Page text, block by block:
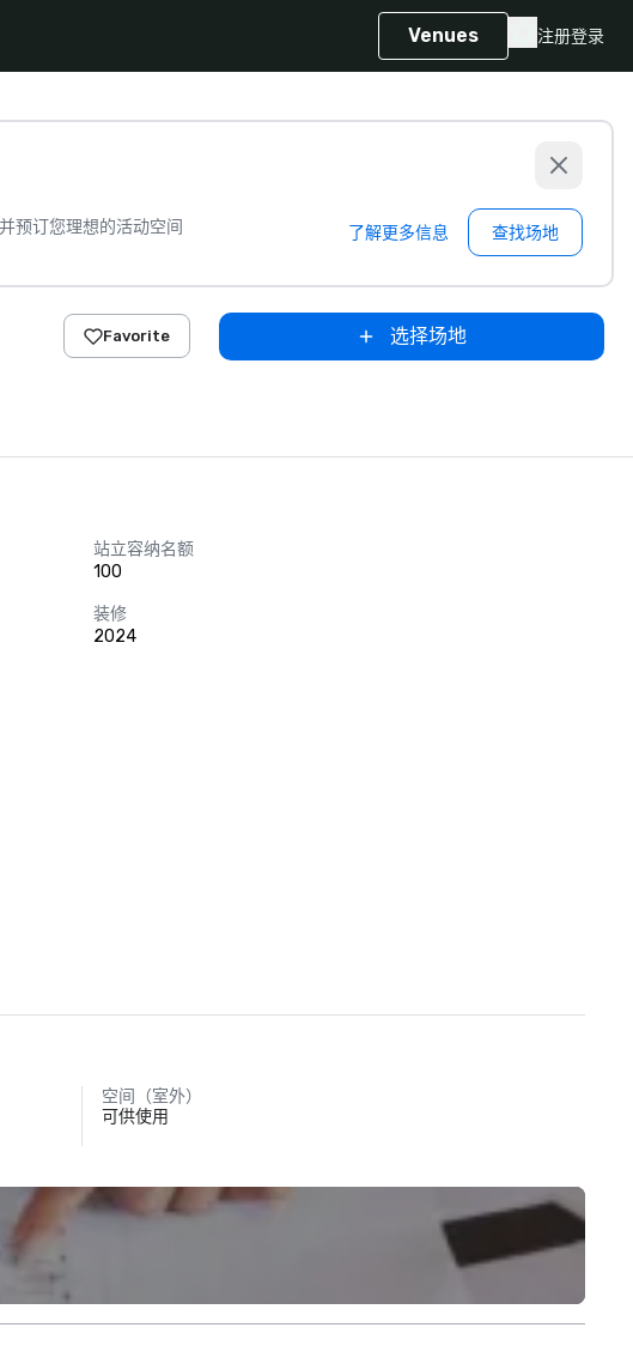
Venues 注册登录
预订您理想的活动空间
了解更多信息 查找场地
Favorite 选择场地
站立容纳名额
100
装修
2024
空间（室外）
可供使用